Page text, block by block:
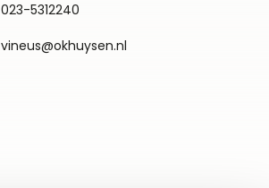
023-5312240
vineus@okhuysen.nl